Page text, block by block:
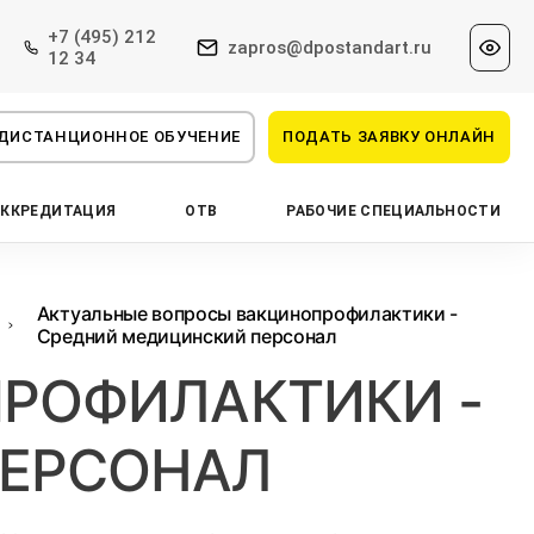
+7 (495) 212
12 34
zapros@dpostandart.ru
ОБУЧЕНИЕ ПОДАТЬ ЗАЯВКУ ОНЛАЙН
ОТВ РАБОЧИЕ СПЕЦИАЛЬНОСТИ
Актуальные вопросы вакцинопрофилактики -
Средний медицинский персонал
-